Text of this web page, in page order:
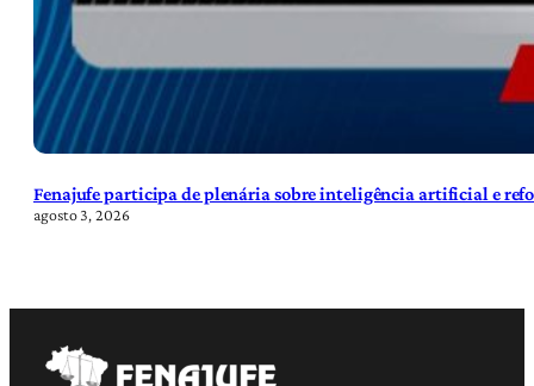
Fenajufe participa de plenária sobre inteligência artificial e
agosto 3, 2026